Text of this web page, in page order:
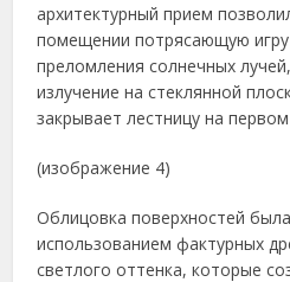
архитектурный прием
помещении потрясающую игру
преломления солнечных
излучение на стеклянной
закрывает лестницу на
(изображение 4)
Облицовка поверхностей
использованием фактурных
светлого оттенка, которые